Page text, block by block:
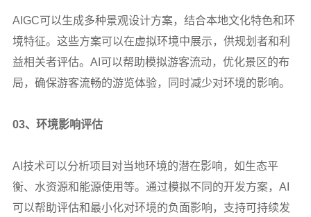
AIGC可以生成多种景观设计方案，结合本地文化特色和环
境特征。这些方案可以在虚拟环境中展示，供规划者和利
益相关者评估。AI可以帮助模拟游客流动，优化景区的布
局，确保游客流畅的游览体验，同时减少对环境的影响。
03、环境影响评估
AI 技术可以分析项目对当地环境的潜在影响，如生态平
衡、水资源和能源使用等。通过模拟不同的开发方案，AI
可以帮助评估和最小化对环境的负面影响，支持可持续发